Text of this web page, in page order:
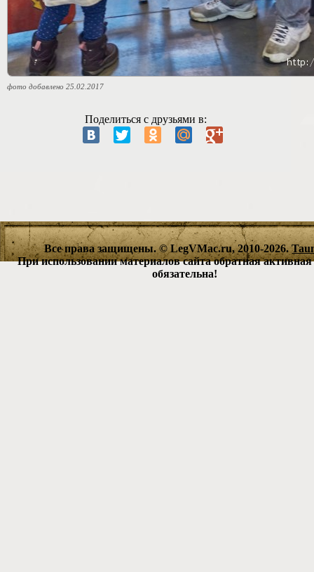
фото добавлено 25.02.2017
Поделиться с друзьями в:
Все права защищены. © LegVMac.ru, 2010-2026.
При использовании материалов сайта обратная
обязательна!